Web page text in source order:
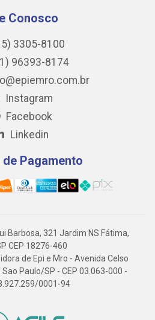
Conosco
3305-8100
96393-8174
Instagram
Facebook
Linkedin
de Pagamento
Barbosa, 321 Jardim NS Fátima,
CEP 18276-460
de Epi e Mro - Avenida Celso
Paulo/SP - CEP 03.063-000 -
0001-94